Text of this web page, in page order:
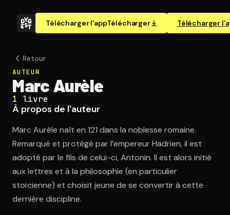
Télécharger l'appTélécharger Télécharger
Retour
AUTEUR
Marc Aurèle
1 livre
À propos de l'auteur
Marc Aurèle naît en 121 dans la noblesse romaine.
Remarqué et protégé par l’empereur Hadrien, il est
adopté par le fils de celui-ci, Antonin. Il est alors initié
aux lettres et à la philosophie (en particulier
stoïcienne) et choisit jeune de se convertir à cette
dernière discipline.